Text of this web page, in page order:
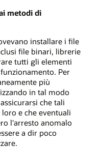
metodi di
installare i file
file binari, librerie
tutti gli elementi
Per
più
in tal modo
che tali
e che eventuali
l'arresto anomalo
a dir poco